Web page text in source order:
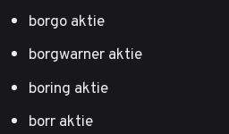
borgo aktie
borgwarner aktie
boring aktie
borr aktie